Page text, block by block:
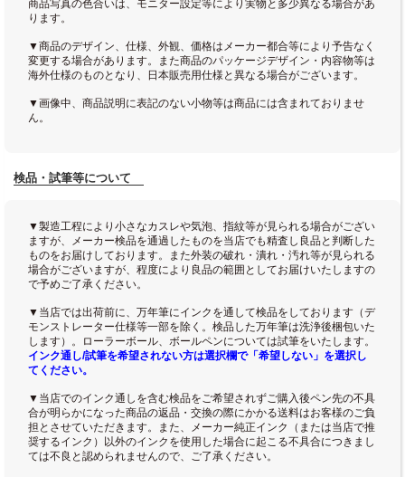
商品写真の色合いは、モニター設定等により実物と多少異なる場合があ
ります。
▼商品のデザイン、仕様、外観、価格はメーカー都合等により予告なく
変更する場合があります。また商品のパッケージデザイン・内容物等は
海外仕様のものとなり、日本販売用仕様と異なる場合がございます。
▼画像中、商品説明に表記のない小物等は商品には含まれておりませ
ん。
検品・試筆等について
▼製造工程により小さなカスレや気泡、指紋等が見られる場合がござい
ますが、メーカー検品を通過したものを当店でも精査し良品と判断した
ものをお届けしております。また外装の破れ・潰れ・汚れ等が見られる
場合がございますが、程度により良品の範囲としてお届けいたしますの
で予めご了承ください。
▼当店では出荷前に、万年筆にインクを通して検品をしております（デ
モンストレーター仕様等一部を除く。検品した万年筆は洗浄後梱包いた
します）。ローラーボール、ボールペンについては試筆をいたします。
インク通し/試筆を希望されない方は選択欄で「希望しない」を選択し
てください。
▼当店でのインク通しを含む検品をご希望されずご購入後ペン先の不具
合が明らかになった商品の返品・交換の際にかかる送料はお客様のご負
担とさせていただきます。また、メーカー純正インク（または当店で推
奨するインク）以外のインクを使用した場合に起こる不具合につきまし
ては不良と認められませんので、ご了承ください。